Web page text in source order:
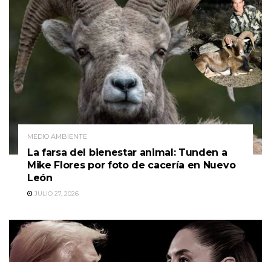
MEDIO AMBIENTE
La farsa del bienestar animal: Tunden a
Mike Flores por foto de cacería en Nuevo
León
JULIO 27, 2026